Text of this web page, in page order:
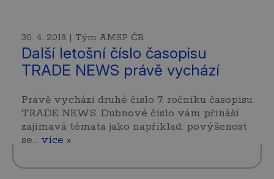
30. 4. 2018 | Tým AMSP ČR
Další letošní číslo časopisu
TRADE NEWS právě vychází
Právě vychází druhé číslo 7. ročníku časopisu
TRADE NEWS. Dubnové číslo vám přináší
zajímavá témata jako například: povýšenost
se… více »